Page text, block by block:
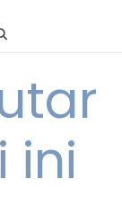
ini